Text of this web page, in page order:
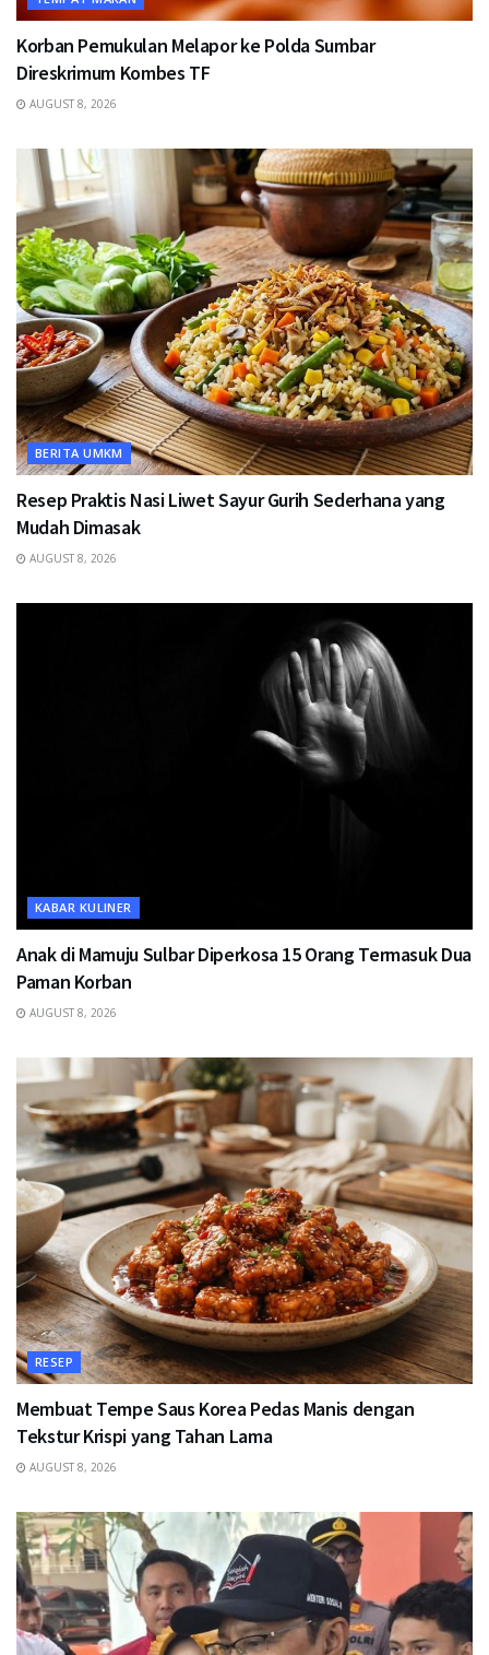
Korban Pemukulan Melapor ke Polda Sumbar
Direskrimum Kombes TF
AUGUST 8, 2026
BERITA UMKM
Resep Praktis Nasi Liwet Sayur Gurih Sederhana yang
Mudah Dimasak
AUGUST 8, 2026
KABAR KULINER
Anak di Mamuju Sulbar Diperkosa 15 Orang Termasuk Dua
Paman Korban
AUGUST 8, 2026
RESEP
Membuat Tempe Saus Korea Pedas Manis dengan
Tekstur Krispi yang Tahan Lama
AUGUST 8, 2026